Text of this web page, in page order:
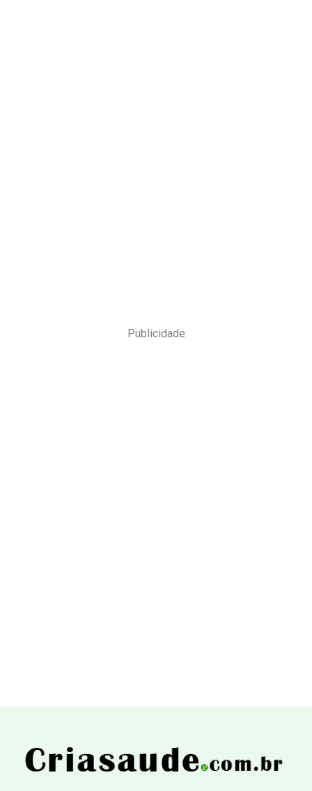
Publicidade